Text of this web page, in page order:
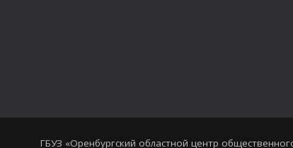
ГБУЗ «Оренбургский областной центр